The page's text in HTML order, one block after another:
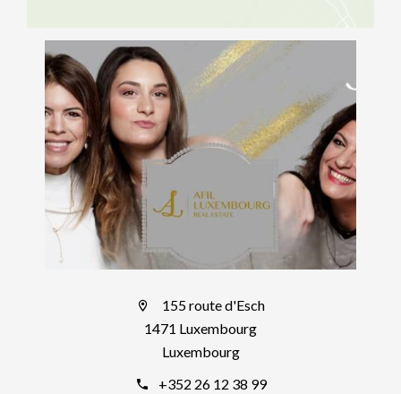
155 route d'Esch
1471 Luxembourg
Luxembourg
+352 26 12 38 99